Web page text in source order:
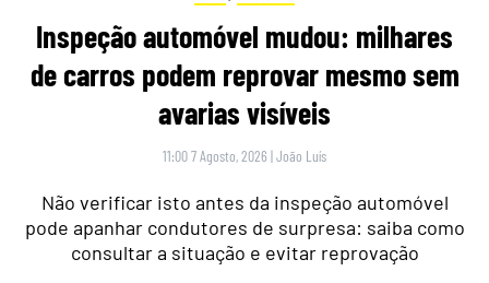
Inspeção automóvel mudou: milhares
de carros podem reprovar mesmo sem
avarias visíveis
11:00 7 Agosto, 2026 |João Luís
Não verificar isto antes da inspeção automóvel
pode apanhar condutores de surpresa: saiba como
consultar a situação e evitar reprovação